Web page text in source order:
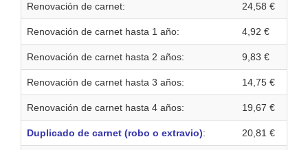
Renovación de carnet: 24,58 €
Renovación de carnet hasta 1 año: 4,92 €
Renovación de carnet hasta 2 años: 9,83 €
Renovación de carnet hasta 3 años: 14,75 €
Renovación de carnet hasta 4 años: 19,67 €
Duplicado de carnet (robo o extravio): 20,81 €